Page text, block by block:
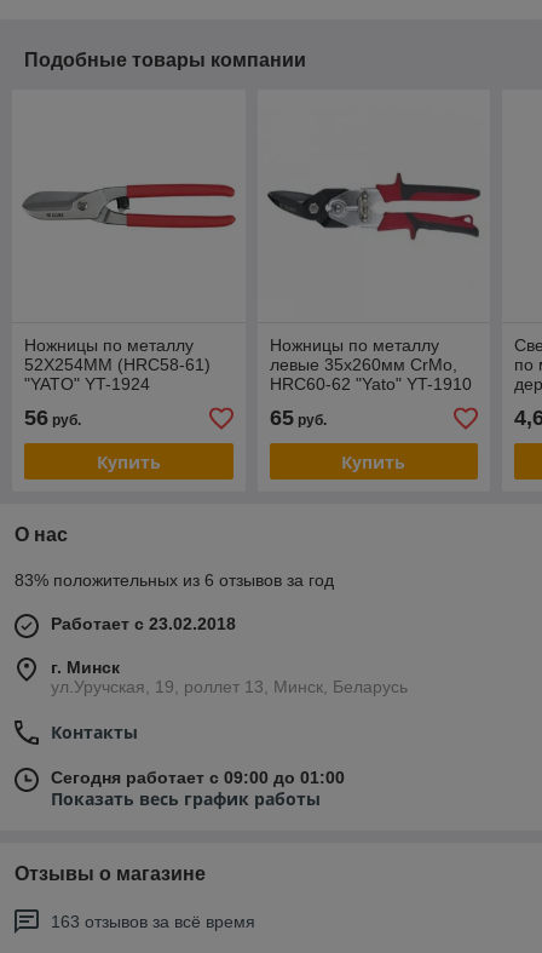
Подобные товары компании
Ножницы по металлу
52Х254ММ (HRC58-61)
"YATO" YT-1924
56 руб.
Купить
Ножницы по металлу
левые 35х260мм CrMo,
HRC60-62 "Yato" YT-1910
65руб.
Купить
по
О нас
83% положительных из 6 отзывов за год
Работает с 23.02.2018
г. Минск
ул.Уручская, 19, роллет 13, Минск, Беларусь
Контакты
Сегодня работает с 09:00 до 01:00
Показать весь график работы
Отзывы о магазине
163 отзывов за всё время